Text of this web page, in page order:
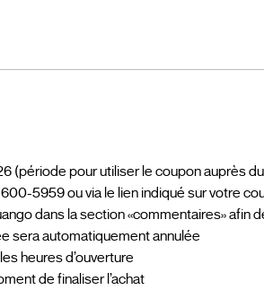
(période pour utiliser le coupon auprès
5959 ou via le lien indiqué sur votre
dans la section «commentaires» afin
sera automatiquement annulée
heures d’ouverture
de finaliser l’achat